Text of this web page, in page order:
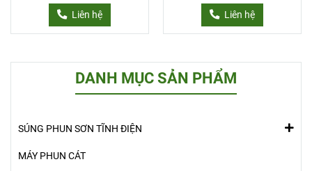
Liên hệ Liên hệ
DANH MỤC SẢN PHẨM
SÚNG PHUN SƠN TĨNH ĐIỆN
MÁY PHUN CÁT